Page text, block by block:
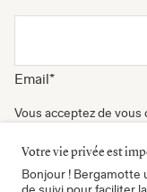
Email*
Vous acceptez de vous
newsletters. Vous
Votre vie privée est
Bonjour ! Bergamotte
de suivi pour faciliter